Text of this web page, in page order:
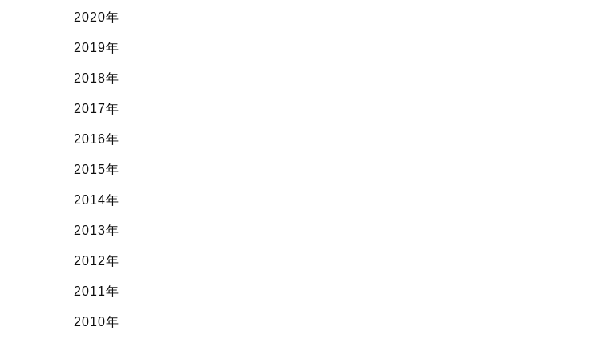
2020年
2019年
2018年
2017年
2016年
2015年
2014年
2013年
2012年
2011年
2010年